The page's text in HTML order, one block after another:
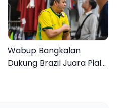
Wabup Bangkalan
Dukung Brazil Juara Piala